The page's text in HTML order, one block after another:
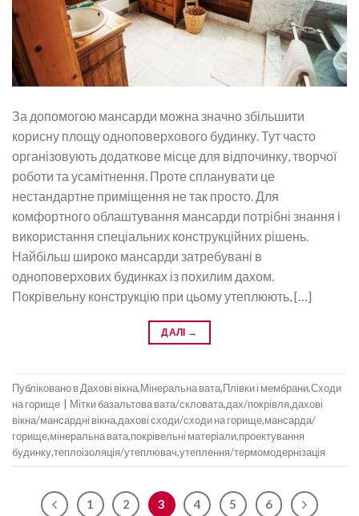
За допомогою мансарди можна значно збільшити
корисну площу одноповерхового будинку. Тут часто
організовують додаткове місце для відпочинку, творчої
роботи та усамітнення. Проте спланувати це
нестандартне приміщення не так просто. Для
комфортного облаштування мансарди потрібні знання і
використання спеціальних конструкційних рішень.
Найбільш широко мансарди затребувані в
одноповерхових будинках із похилим дахом.
Покрівельну конструкцію при цьому утеплюють, […]
ДАЛІ →
Публіковано вДахові вікна,Мінеральна вата,Плівки і мембрани,Сходи
на горище
Міткибазальтова вата/скловата,дах/покрівля,дахові
вікна/мансардні вікна,дахові сходи/сходи на горище,мансарда/
горище,мінеральна вата,покрівельні матеріали,проектування
будинку,теплоізоляція/утеплювач,утеплення/термомодернізація
1 2 3 4 5 6